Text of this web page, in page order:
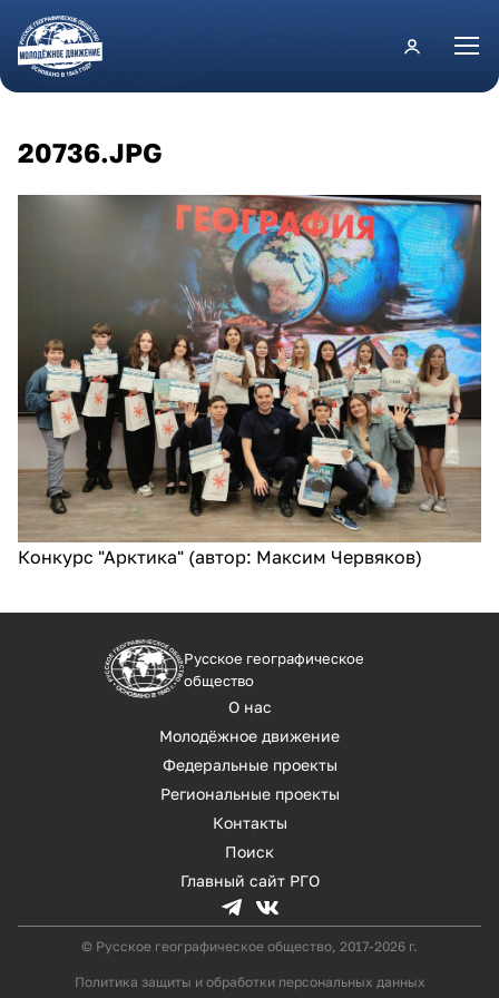
Перейти к основному содержанию
20736.JPG
Конкурс "Арктика" (автор: Максим Червяков)
Русское географическое
общество
О нас
Молодёжное движение
Федеральные проекты
Региональные проекты
Контакты
Поиск
Главный сайт РГО
© Русское географическое общество, 2017-2026 г.
Политика защиты и обработки персональных данных